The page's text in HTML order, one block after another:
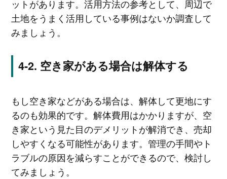
ットがあります。活用方法の参考として、周辺で
土地をうまく活用している事例はないか調査して
みましょう。
空き家がある場合は解体する
もし空き家などがある場合は、解体して更地にす
るのも効果的です。解体費用はかかりますが、空
き家という見た目のデメリットが解消でき、売却
しやすくなる可能性があります。管理の手間やト
ラブルの原因を減らすことができるので、検討し
てみましょう。